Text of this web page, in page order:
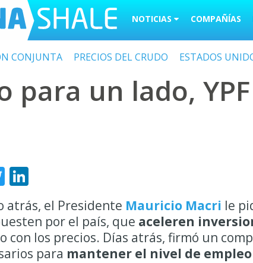
NOTICIAS COMPAÑÍAS
CONJUNTA PRECIOS DEL CRUDO ESTADOS
para un lado,
Twitter
LinkedIn
atrás, el Presidente Mauricio Macri le
por el país, que aceleren
con los precios. Días atrás, firmó un
para mantener el nivel de empleo